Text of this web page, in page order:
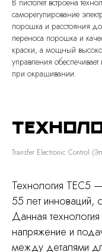
В пистолет встроена
саморегулирование
порошка и расстояния
переноса порошка и
краски, а мощный
управления
при окрашивании.
Transfer Electronic Control
Технология TEC5
55 лет инноваций,
Данная технология
напряжение и
между деталями